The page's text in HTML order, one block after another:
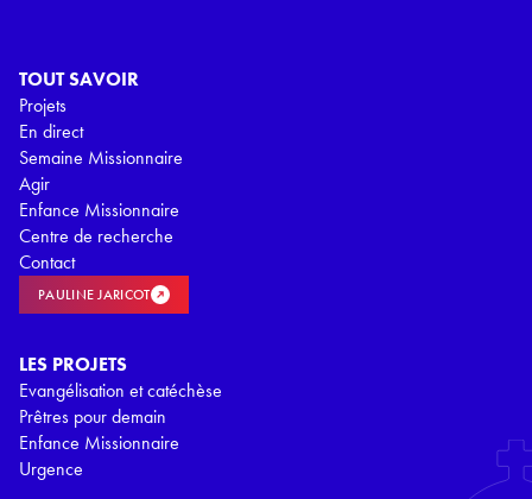
TOUT SAVOIR
Projets
En direct
Semaine Missionnaire
Agir
Enfance Missionnaire
Centre de recherche
Contact
PAULINE JARICOT
LES PROJETS
Evangélisation et catéchèse
Prêtres pour demain
Enfance Missionnaire
Urgence